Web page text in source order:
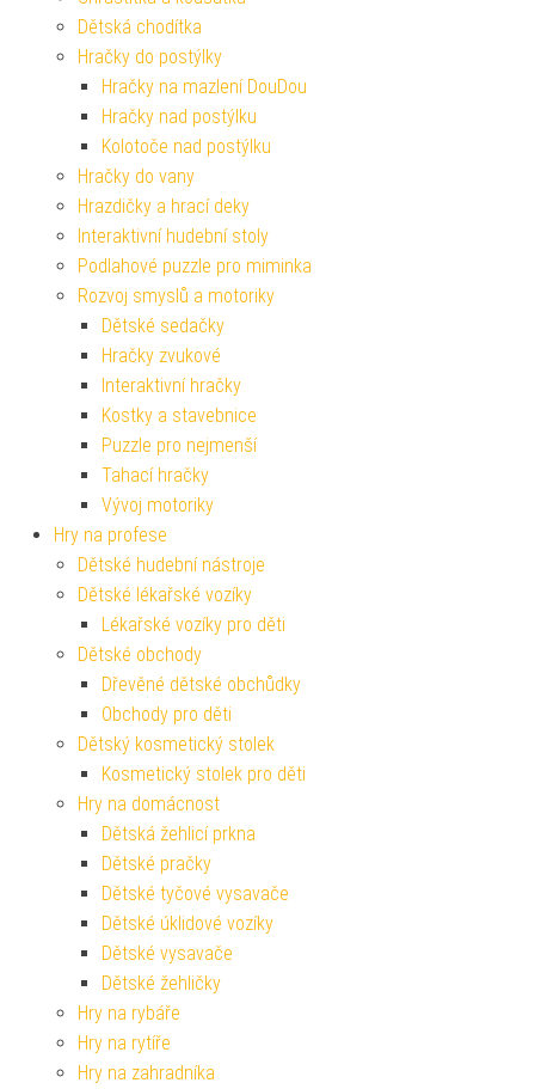
Dětská chodítka
Hračky do postýlky
Hračky na mazlení DouDou
Hračky nad postýlku
Kolotoče nad postýlku
Hračky do vany
Hrazdičky a hrací deky
Interaktivní hudební stoly
Podlahové puzzle pro miminka
Rozvoj smyslů a motoriky
Dětské sedačky
Hračky zvukové
Interaktivní hračky
Kostky a stavebnice
Puzzle pro nejmenší
Tahací hračky
Vývoj motoriky
Hry na profese
Dětské hudební nástroje
Dětské lékařské vozíky
Lékařské vozíky pro děti
Dětské obchody
Dřevěné dětské obchůdky
Obchody pro děti
Dětský kosmetický stolek
Kosmetický stolek pro děti
Hry na domácnost
Dětská žehlicí prkna
Dětské pračky
Dětské tyčové vysavače
Dětské úklidové vozíky
Dětské vysavače
Dětské žehličky
Hry na rybáře
Hry na rytíře
Hry na zahradníka